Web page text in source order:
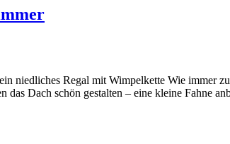
niedliches Regal mit Wimpelkette Wie immer
das Dach schön gestalten – eine kleine Fahne